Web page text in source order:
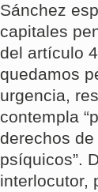
Sánchez
capitales
del artículo
quedamos
urgencia,
contempla
derechos
psíquicos”.
interlocutor,